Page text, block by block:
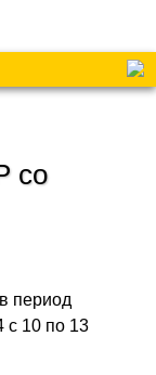
со
период
с 10 по 13